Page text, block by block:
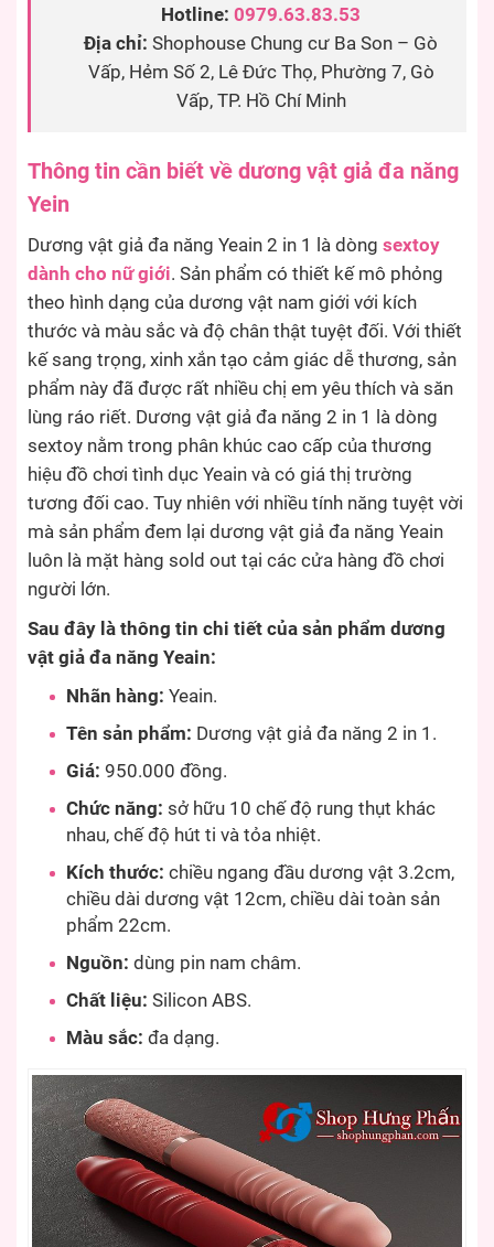
Hotline: 0979.63.83.53
Địa chỉ: Shophouse Chung cư Ba Son – Gò
Vấp, Hẻm Số 2, Lê Đức Thọ, Phường 7, Gò
Vấp, TP. Hồ Chí Minh
Thông tin cần biết về dương vật giả đa năng
Yein
Dương vật giả đa năng Yeain 2 in 1 là dòng sextoy
dành cho nữ giới. Sản phẩm có thiết kế mô phỏng
theo hình dạng của dương vật nam giới với kích
thước và màu sắc và độ chân thật tuyệt đối. Với thiết
kế sang trọng, xinh xắn tạo cảm giác dễ thương, sản
phẩm này đã được rất nhiều chị em yêu thích và săn
lùng ráo riết. Dương vật giả đa năng 2 in 1 là dòng
sextoy nằm trong phân khúc cao cấp của thương
hiệu đồ chơi tình dục Yeain và có giá thị trường
tương đối cao. Tuy nhiên với nhiều tính năng tuyệt vời
mà sản phẩm đem lại dương vật giả đa năng Yeain
luôn là mặt hàng sold out tại các cửa hàng đồ chơi
người lớn.
Sau đây là thông tin chi tiết của sản phẩm dương
vật giả đa năng Yeain:
Nhãn hàng: Yeain.
Tên sản phẩm: Dương vật giả đa năng 2 in 1.
Giá: 950.000 đồng.
Chức năng: sở hữu 10 chế độ rung thụt khác
nhau, chế độ hút ti và tỏa nhiệt.
Kích thước: chiều ngang đầu dương vật 3.2cm,
chiều dài dương vật 12cm, chiều dài toàn sản
phẩm 22cm.
Nguồn: dùng pin nam châm.
Chất liệu: Silicon ABS.
Màu sắc: đa dạng.